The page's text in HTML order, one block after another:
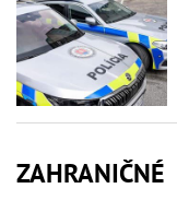
ZAHRANIČNÉ